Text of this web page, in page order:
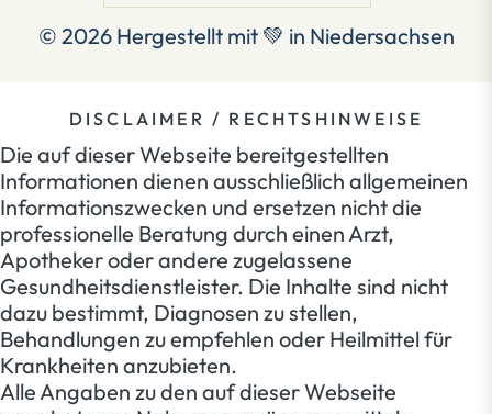
© 2026 Hergestellt mit 💚 in Niedersachsen
DISCLAIMER / RECHTSHINWEISE
Die auf dieser Webseite bereitgestellten
Informationen dienen ausschließlich allgemeinen
Informationszwecken und ersetzen nicht die
professionelle Beratung durch einen Arzt,
Apotheker oder andere zugelassene
Gesundheitsdienstleister. Die Inhalte sind nicht
dazu bestimmt, Diagnosen zu stellen,
Behandlungen zu empfehlen oder Heilmittel für
Krankheiten anzubieten.
Alle Angaben zu den auf dieser Webseite